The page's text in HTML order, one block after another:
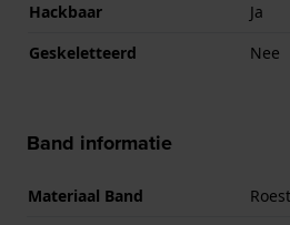
Hackbaar
Ja
Geskeletteerd
Nee
Band informatie
Materiaal Band